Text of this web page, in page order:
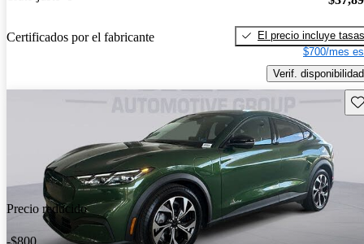
Certificados por el fabricante
El precio incluye tasas
$700/mes
Verif. disponibilidad
Precio reducido
-$800